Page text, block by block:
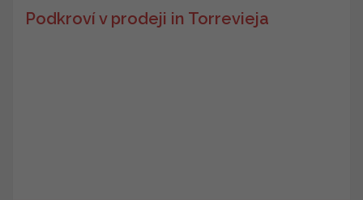
Podkroví v prodeji in Torrevieja